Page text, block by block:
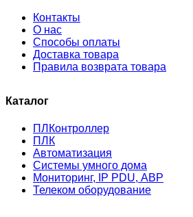
Контакты
О нас
Способы оплаты
Доставка товара
Правила возврата товара
Каталог
ПЛКонтроллер
ПЛК
Автоматизация
Системы умного дома
Мониторинг, IP PDU, АВР
Телеком оборудование